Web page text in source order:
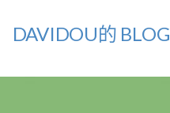
DAVIDOU的 BLOG